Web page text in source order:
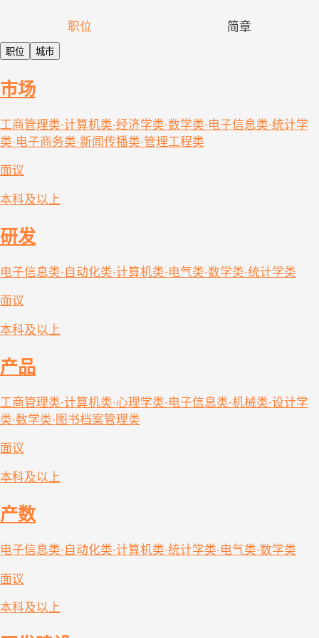
职位 简章
职位 城市
市场
工商管理类·计算机类·经济学类·数学类·电子信息类·统计学
类·电子商务类·新闻传播类·管理工程类
面议
本科及以上
研发
电子信息类·自动化类·计算机类·电气类·数学类·统计学类
面议
本科及以上
产品
工商管理类·计算机类·心理学类·电子信息类·机械类·设计学
类·数学类·图书档案管理类
面议
本科及以上
产数
电子信息类·自动化类·计算机类·统计学类·电气类·数学类
面议
本科及以上